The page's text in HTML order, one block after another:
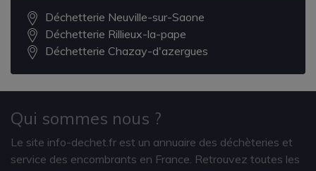
Déchetterie Neuville-sur-Saone
Déchetterie Rillieux-la-pape
Déchetterie Chazay-d'azergues
Qui sommes nous ?
Le site info-dechet.fr est un annuaire des déchèteries et
service des encombrants en France. Retrouvez toutes les